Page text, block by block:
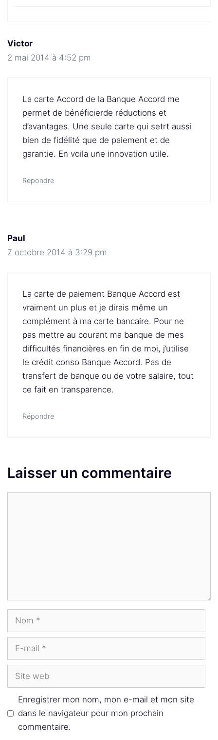
Victor
2 mai 2014 à 4:52 pm
La carte Accord de la Banque Accord me
permet de bénéficierde réductions et
d’avantages. Une seule carte qui setrt aussi
bien de fidélité que de paiement et de
garantie. En voila une innovation utile.
Répondre
Paul
7 octobre 2014 à 3:29 pm
La carte de paiement Banque Accord est
vraiment un plus et je dirais même un
complément à ma carte bancaire. Pour ne
pas mettre au courant ma banque de mes
difficultés financières en fin de moi, j’utilise
le crédit conso Banque Accord. Pas de
transfert de banque ou de votre salaire, tout
ce fait en transparence.
Répondre
Laisser un commentaire
Nom
mail
Site
web
Enregistrer mon nom, mon e-mail et mon site
dans le navigateur pour mon prochain
commentaire.